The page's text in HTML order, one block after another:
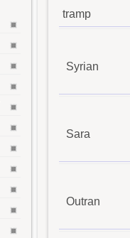
tramp
Syrian
Sara
Outran